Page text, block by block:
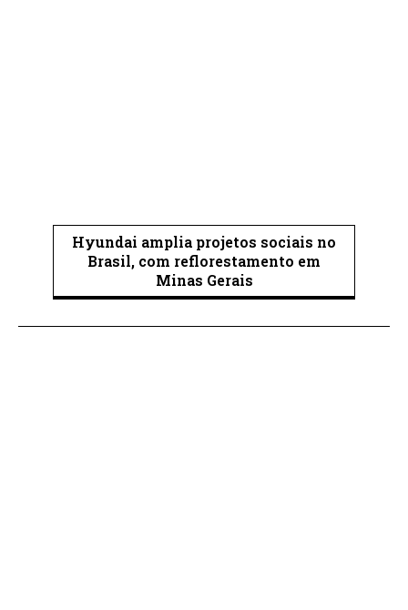
Hyundai amplia projetos sociais no
Brasil, com reflorestamento em
Minas Gerais